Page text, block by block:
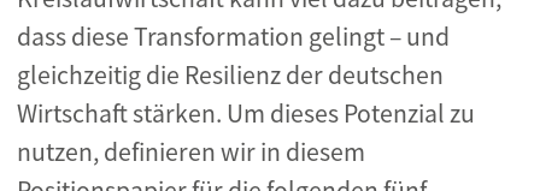
dass diese Transformation gelingt – und
gleichzeitig die Resilienz der deutschen
Wirtschaft stärken. Um dieses Potenzial zu
nutzen, definieren wir in diesem